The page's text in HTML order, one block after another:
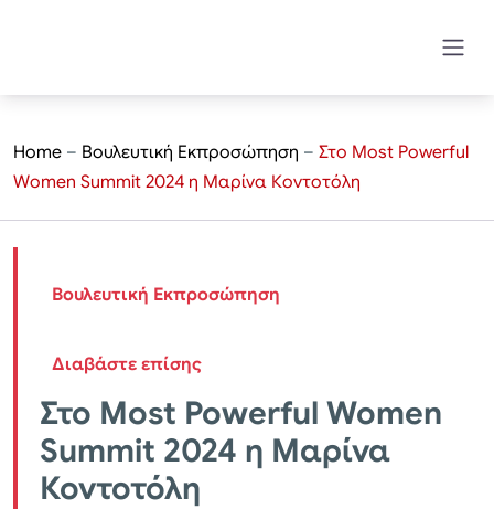
Home – Βουλευτική Εκπροσώπηση – Στο Most Powerful
Women Summit 2024 η Μαρίνα Κοντοτόλη
Βουλευτική Εκπροσώπηση
Διαβάστε επίσης
Στο Most Powerful Women
Summit 2024 η Μαρίνα
Κοντοτόλη